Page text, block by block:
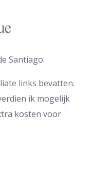
Santiago.
links bevatten.
ik mogelijk
kosten voor